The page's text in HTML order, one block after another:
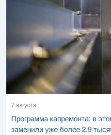
7 августа
Программа капремонта: в
заменили уже более 2,9